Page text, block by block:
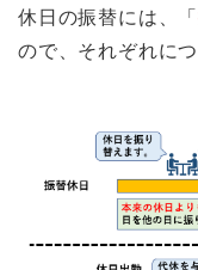
休日の振替には、「
ので、それぞれに